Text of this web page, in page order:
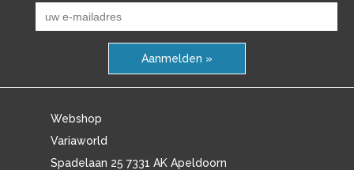
Aanmelden »
Webshop
Variaworld
Spadelaan 25 7331 AK Apeldoorn